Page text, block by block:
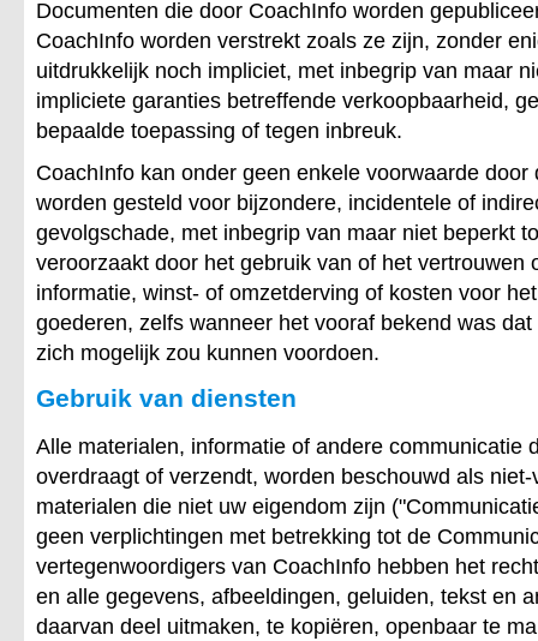
Documenten die door CoachInfo worden
CoachInfo worden verstrekt zoals ze zijn, zonder
uitdrukkelijk noch impliciet, met inbegrip van maar
impliciete garanties betreffende verkoopbaarheid,
bepaalde toepassing of tegen inbreuk.
CoachInfo kan onder geen enkele voorwaarde door
worden gesteld voor bijzondere, incidentele of
gevolgschade, met inbegrip van maar niet beperkt
veroorzaakt door het gebruik van of het vertrouwen
informatie, winst- of omzetderving of kosten voor
goederen, zelfs wanneer het vooraf bekend was
zich mogelijk zou kunnen voordoen.
Gebruik van diensten
Alle materialen, informatie of andere communicatie
overdraagt of verzendt, worden beschouwd als
materialen die niet uw eigendom zijn
geen verplichtingen met betrekking tot de
vertegenwoordigers van CoachInfo hebben het
en alle gegevens, afbeeldingen, geluiden, tekst en
daarvan deel uitmaken, te kopiëren, openbaar te